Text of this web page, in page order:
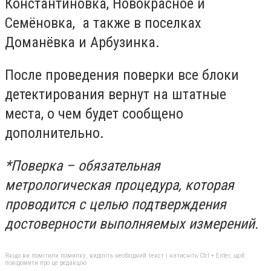
Константиновка, Новокрасное и
Семёновка, а также в поселках
Доманёвка и Арбузинка.
После проведения поверки все блоки
детектирования вернут на штатные
места, о чем будет сообщено
дополнительно.
*Поверка – обязательная
метрологическая процедура, которая
проводится с целью подтверждения
достоверности выполняемых измерений.
Якщо ви помітили помилку, виділіть необхідний текст і натисніть Ctrl + Enter, щоб
повідомити про це редакцію